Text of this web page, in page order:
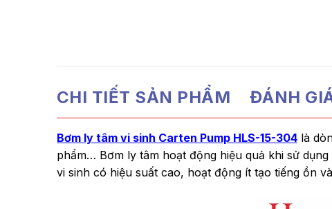
CHI TIẾT SẢN PHẨM ĐÁNH
Bơm ly tâm vi sinh Carten Pump HLS-15-304 là
phẩm… Bơm ly tâm hoạt động hiệu quả khi sử
vi sinh có hiệu suất cao, hoạt động ít tạo tiếng ồn